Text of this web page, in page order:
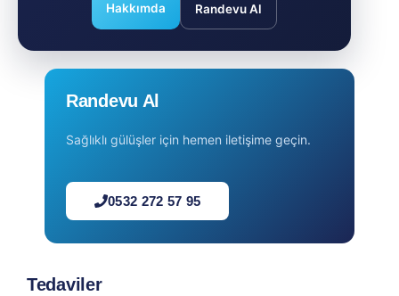
Hakkımda Randevu Al
Randevu Al
Sağlıklı gülüşler için hemen iletişime geçin.
0532 272 57 95
Tedaviler